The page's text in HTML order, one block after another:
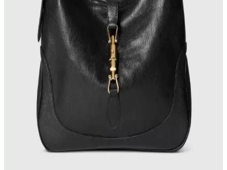
Gucci Jackie Çantanın Yeni Büyük Boy Versiyonu:
Deri Kalitesi ve Tasarım Özellikleri
Gucci Jackie çantanın yeni büyük boy versiyonu, taneli dış deri ve
yumuşak keçi iç derisiyle lüks ve konfor sunuyor. Esnek tasarımıyla
uniseks kullanım imkanı sağlıyor ve dayanıklılığıyla öne çıkıyor.
MAISON de SABRÉ Pikachu Çantası: Tasarım,
Kalite ve Kullanıcı Deneyimleri Üzerine Detaylı
İnceleme
MAISON de SABRÉ Pikachu çantası, Pokémon temalı tasarımı ve
kaliteli derisiyle dikkat çekiyor. Fermuarsız yapısı güvenlik endişesi
yaratırken, kullanıcılar estetik ve işlevselliği ön planda tutuyor.
Çanta Kalitesi ve Fiyatlandırma: Marka Değeri ile